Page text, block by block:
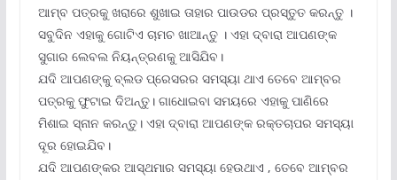
ଆମ୍ବ ପତ୍ରକୁ ଖରାରେ ଶୁଖାଇ ତାହାର ପାଉଡର ପ୍ରସ୍ତୁତ କରନ୍ତୁ ।
ସବୁଦିନ ଏହାକୁ ଗୋଟିଏ ଚାମଚ ଖାଆନ୍ତୁ । ଏହା ଦ୍ବାରା ଆପଣଙ୍କ
ସୁଗାର ଲେବଲ ନିୟନ୍ତ୍ରଣକୁ ଆସିଯିବ।
ଯଦି ଆପଣଙ୍କୁ ବ୍ଲଡ ପ୍ରେସରର ସମସ୍ୟା ଥାଏ ତେବେ ଆମ୍ବର
ପତ୍ରକୁ ଫୁଟାଇ ଦିଅନ୍ତୁ। ଗାଧୋଇବା ସମୟରେ ଏହାକୁ ପାଣିରେ
ମିଶାଇ ସ୍ନାନ କରନ୍ତୁ। ଏହା ଦ୍ବାରା ଆପଣଙ୍କ ରକ୍ତଚାପର ସମସ୍ୟା
ଦୂର ହୋଇଯିବ।
ଯଦି ଆପଣଙ୍କର ଆସ୍ଥମାର ସମସ୍ୟା ହେଉଥାଏ , ତେବେ ଆମ୍ବର